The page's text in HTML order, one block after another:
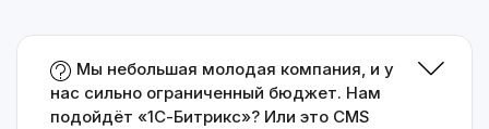
Мы небольшая молодая компания, и у
нас сильно ограниченный бюджет. Нам
подойдёт «1С-Битрикс»? Или это CMS